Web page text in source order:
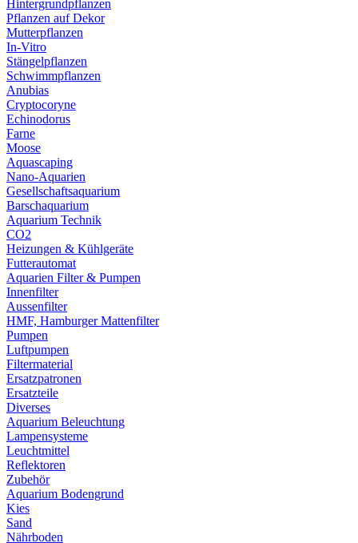
Hintergrundpflanzen
Pflanzen auf Dekor
Mutterpflanzen
In-Vitro
Stängelpflanzen
Schwimmpflanzen
Anubias
Cryptocoryne
Echinodorus
Farne
Moose
Aquascaping
Nano-Aquarien
Gesellschaftsaquarium
Barschaquarium
Aquarium Technik
CO2
Heizungen & Kühlgeräte
Futterautomat
Aquarien Filter & Pumpen
Innenfilter
Aussenfilter
HMF, Hamburger Mattenfilter
Pumpen
Luftpumpen
Filtermaterial
Ersatzpatronen
Ersatzteile
Diverses
Aquarium Beleuchtung
Lampensysteme
Leuchtmittel
Reflektoren
Zubehör
Aquarium Bodengrund
Kies
Sand
Nährboden